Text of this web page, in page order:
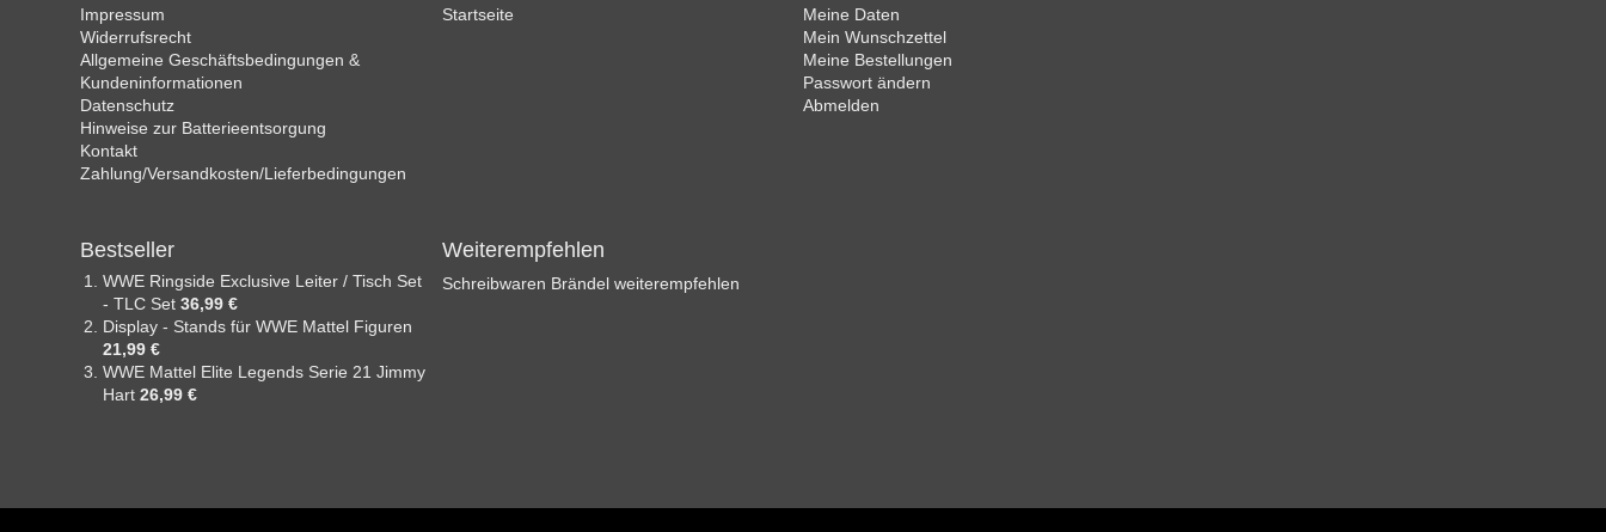
Impressum
Widerrufsrecht
Allgemeine Geschäftsbedingungen &
Kundeninformationen
Datenschutz
Hinweise zur Batterieentsorgung
Kontakt
Zahlung/Versandkosten/Lieferbedingungen
Startseite
Meine Daten
Mein Wunschzettel
Meine Bestellungen
Passwort ändern
Abmelden
Bestseller
WWE Ringside Exclusive Leiter / Tisch Set
- TLC Set36,99 €
Display - Stands für WWE Mattel Figuren
21,99 €
WWE Mattel Elite Legends Serie 21 Jimmy
Hart26,99 €
Weiterempfehlen
Schreibwaren Brändel weiterempfehlen